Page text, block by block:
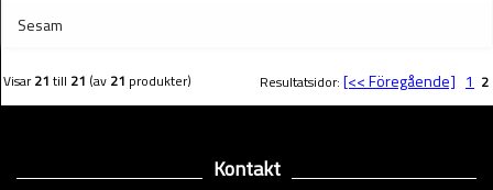
Sesam
Visar21 till 21 (av 21 produkter) Resultatsidor: [<< Föregående] 1 2
Kontakt